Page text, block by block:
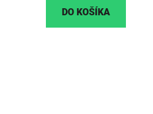
DO KOŠÍKA